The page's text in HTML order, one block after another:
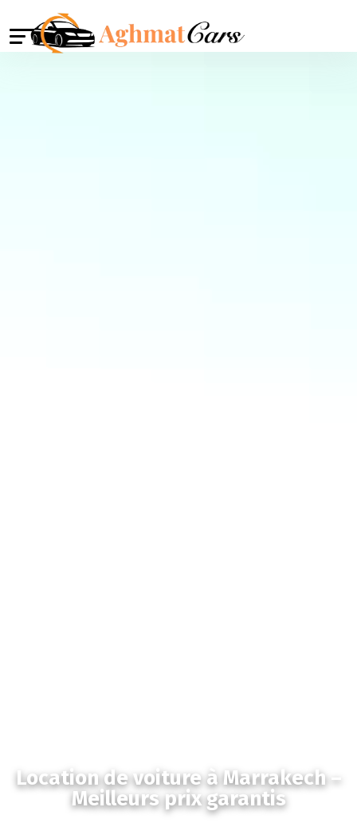
Location de voiture à Marrakech –
Meilleurs prix garantis